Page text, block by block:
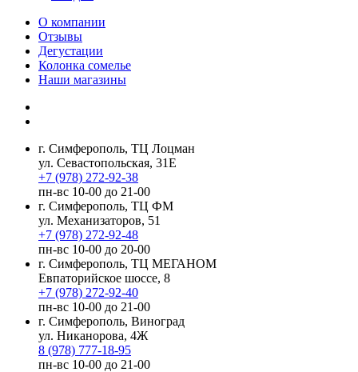
О компании
Отзывы
Дегустации
Колонка сомелье
Наши магазины
г. Симферополь, ТЦ Лоцман
ул. Севастопольская, 31Е
+7 (978) 272-92-38
пн-вс 10-00 до 21-00
г. Симферополь, ТЦ ФМ
ул. Механизаторов, 51
+7 (978) 272-92-48
пн-вс 10-00 до 20-00
г. Симферополь, ТЦ МЕГАНОМ
Евпаторийское шоссе, 8
+7 (978) 272-92-40
пн-вс 10-00 до 21-00
г. Симферополь, Виноград
ул. Никанорова, 4Ж
8 (978) 777-18-95
пн-вс 10-00 до 21-00